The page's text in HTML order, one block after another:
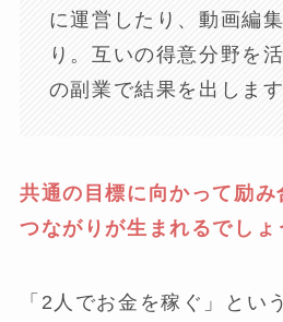
に運営したり、動画編
り。互いの得意分野を
の副業で結果を出します
共通の目標に向かって励
つながりが生まれるでしょ
「2人でお金を稼ぐ」とい